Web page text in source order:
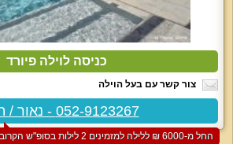
כניסה לוילה פיורד
צור קשר עם בעל הוילה
052-9123267 - נאור / תומר
החל מ-‏6000 ₪ ללילה למזמינים 2 לילות בסופ"ש הקרוב